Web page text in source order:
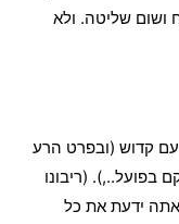
ושום שליטה. ולא
עם קדוש (ובפרט הרע
בפועל..,). (ריבונו
אתה ידעת את כל